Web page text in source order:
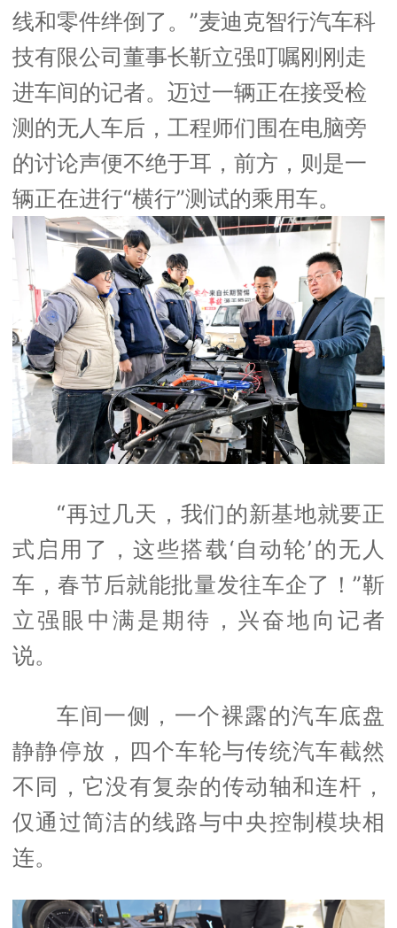
线和零件绊倒了。”麦迪克智行汽车科
技有限公司董事长靳立强叮嘱刚刚走
进车间的记者。迈过一辆正在接受检
测的无人车后，工程师们围在电脑旁
的讨论声便不绝于耳，前方，则是一
辆正在进行“横行”测试的乘用车。
“再过几天，我们的新基地就要正
式启用了，这些搭载‘自动轮’的无人
车，春节后就能批量发往车企了！”靳
立强眼中满是期待，兴奋地向记者
说。
车间一侧，一个裸露的汽车底盘
静静停放，四个车轮与传统汽车截然
不同，它没有复杂的传动轴和连杆，
仅通过简洁的线路与中央控制模块相
连。